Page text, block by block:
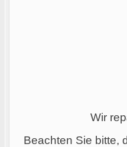
Wir
Beachten Sie bitte,